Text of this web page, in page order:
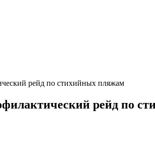
рейд по стихийных пляжам
рейд по